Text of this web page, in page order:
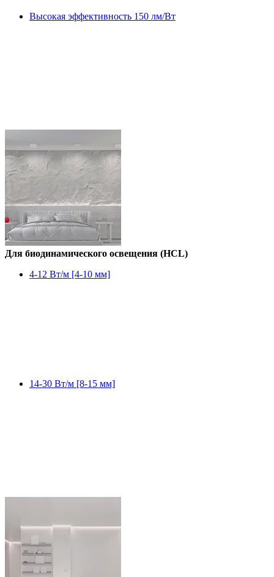
Высокая эффективность 150 лм/Вт
Для биодинамического освещения (HCL)
4-12 Вт/м [4-10 мм]
14-30 Вт/м [8-15 мм]